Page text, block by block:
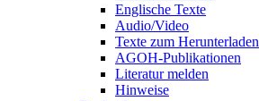
Englische Texte
Audio/Video
Texte zum Herunterladen
AGOH-Publikationen
Literatur melden
Hinweise